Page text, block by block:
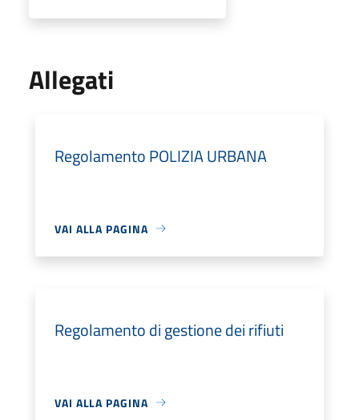
Allegati
Regolamento POLIZIA URBANA
VAI ALLA PAGINA
Regolamento di gestione dei rifiuti
VAI ALLA PAGINA